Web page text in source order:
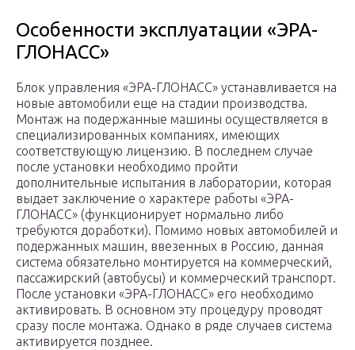
Особенности эксплуатации «ЭРА-
ГЛОНАСС»
Блок управления «ЭРА-ГЛОНАСС» устанавливается на
новые автомобили еще на стадии производства.
Монтаж на подержанные машины осуществляется в
специализированных компаниях, имеющих
соответствующую лицензию. В последнем случае
после установки необходимо пройти
дополнительные испытания в лаборатории, которая
выдает заключение о характере работы «ЭРА-
ГЛОНАСС» (функционирует нормально либо
требуются доработки). Помимо новых автомобилей и
подержанных машин, ввезенных в Россию, данная
система обязательно монтируется на коммерческий,
пассажирский (автобусы) и коммерческий транспорт.
После установки «ЭРА-ГЛОНАСС» его необходимо
активировать. В основном эту процедуру проводят
сразу после монтажа. Однако в ряде случаев система
активируется позднее.